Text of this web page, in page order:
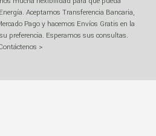
Solares
Aceptamos Transferencia Bancaria,
Pago y hacemos Envíos Gratis en la
preferencia. Esperamos sus consultas.
>